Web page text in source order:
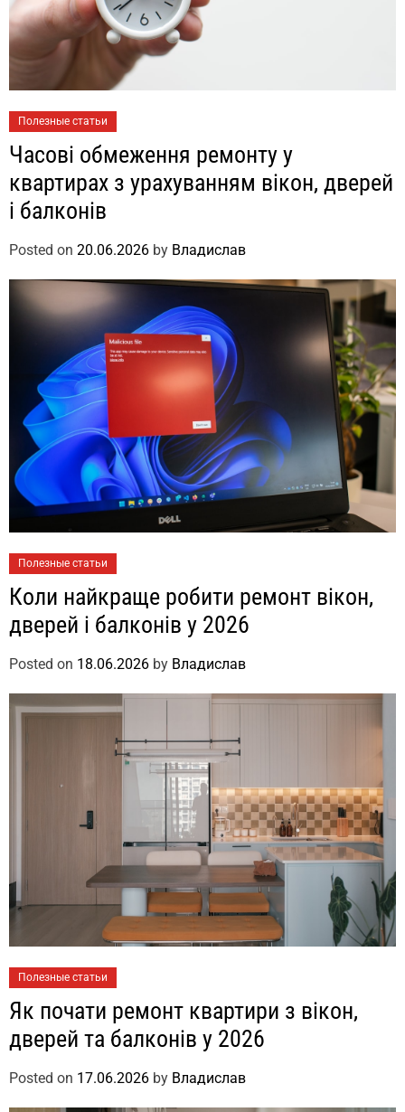
Полезные статьи
Часові обмеження ремонту у
квартирах з урахуванням вікон, дверей
і балконів
Posted on 20.06.2026 by Владислав
Полезные статьи
Коли найкраще робити ремонт вікон,
дверей і балконів у 2026
Posted on 18.06.2026 by Владислав
Полезные статьи
Як почати ремонт квартири з вікон,
дверей та балконів у 2026
Posted on 17.06.2026 by Владислав